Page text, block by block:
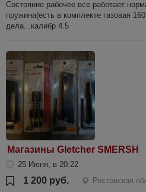
Состояние рабочее все работает
пружина(есть в комплекте газовая
дела...калибр 4.5
Магазины Gletcher SMERSH
25 Июня, в 20:22
1 200 руб.
Ростовская